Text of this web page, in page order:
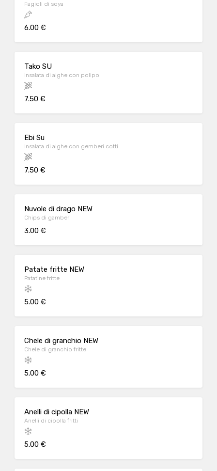
Fagioli di soya
6.00 €
Tako SU
Insalata di alghe con polipo
7.50 €
Ebi Su
Insalata di alghe con gemberi cotti
7.50 €
Nuvole di drago NEW
Chips di gamberi
3.00 €
Patate fritte NEW
Patatine fritte
5.00 €
Chele di granchio NEW
Chele di granchio fritte
5.00 €
Anelli di cipolla NEW
Anelli di cipolla fritti
5.00 €